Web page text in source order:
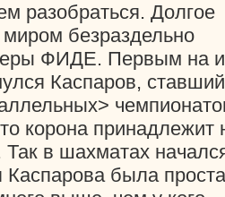
разобраться. Долгое
безраздельно
ФИДЕ. Первым на
Каспаров, ставший
корона принадлежит
в шахматах
Каспарова была